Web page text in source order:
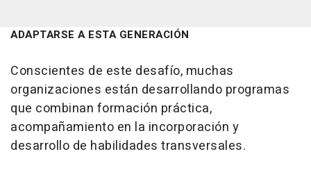
ADAPTARSE A ESTA GENERACIÓN
Conscientes de este desafío, muchas
organizaciones están desarrollando programas
que combinan formación práctica,
acompañamiento en la incorporación y
desarrollo de habilidades transversales.